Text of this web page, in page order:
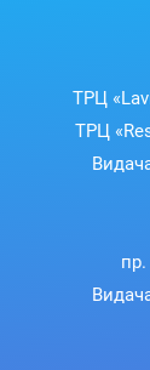
ТРЦ
ТРЦ